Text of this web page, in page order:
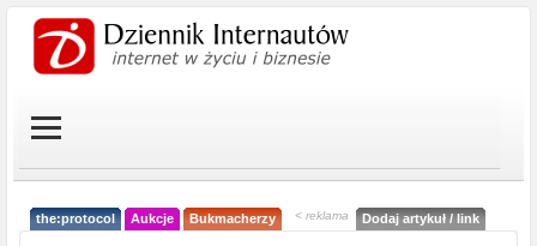
the:protocol Aukcje Bukmacherzy < reklama Dodaj artykuł / link